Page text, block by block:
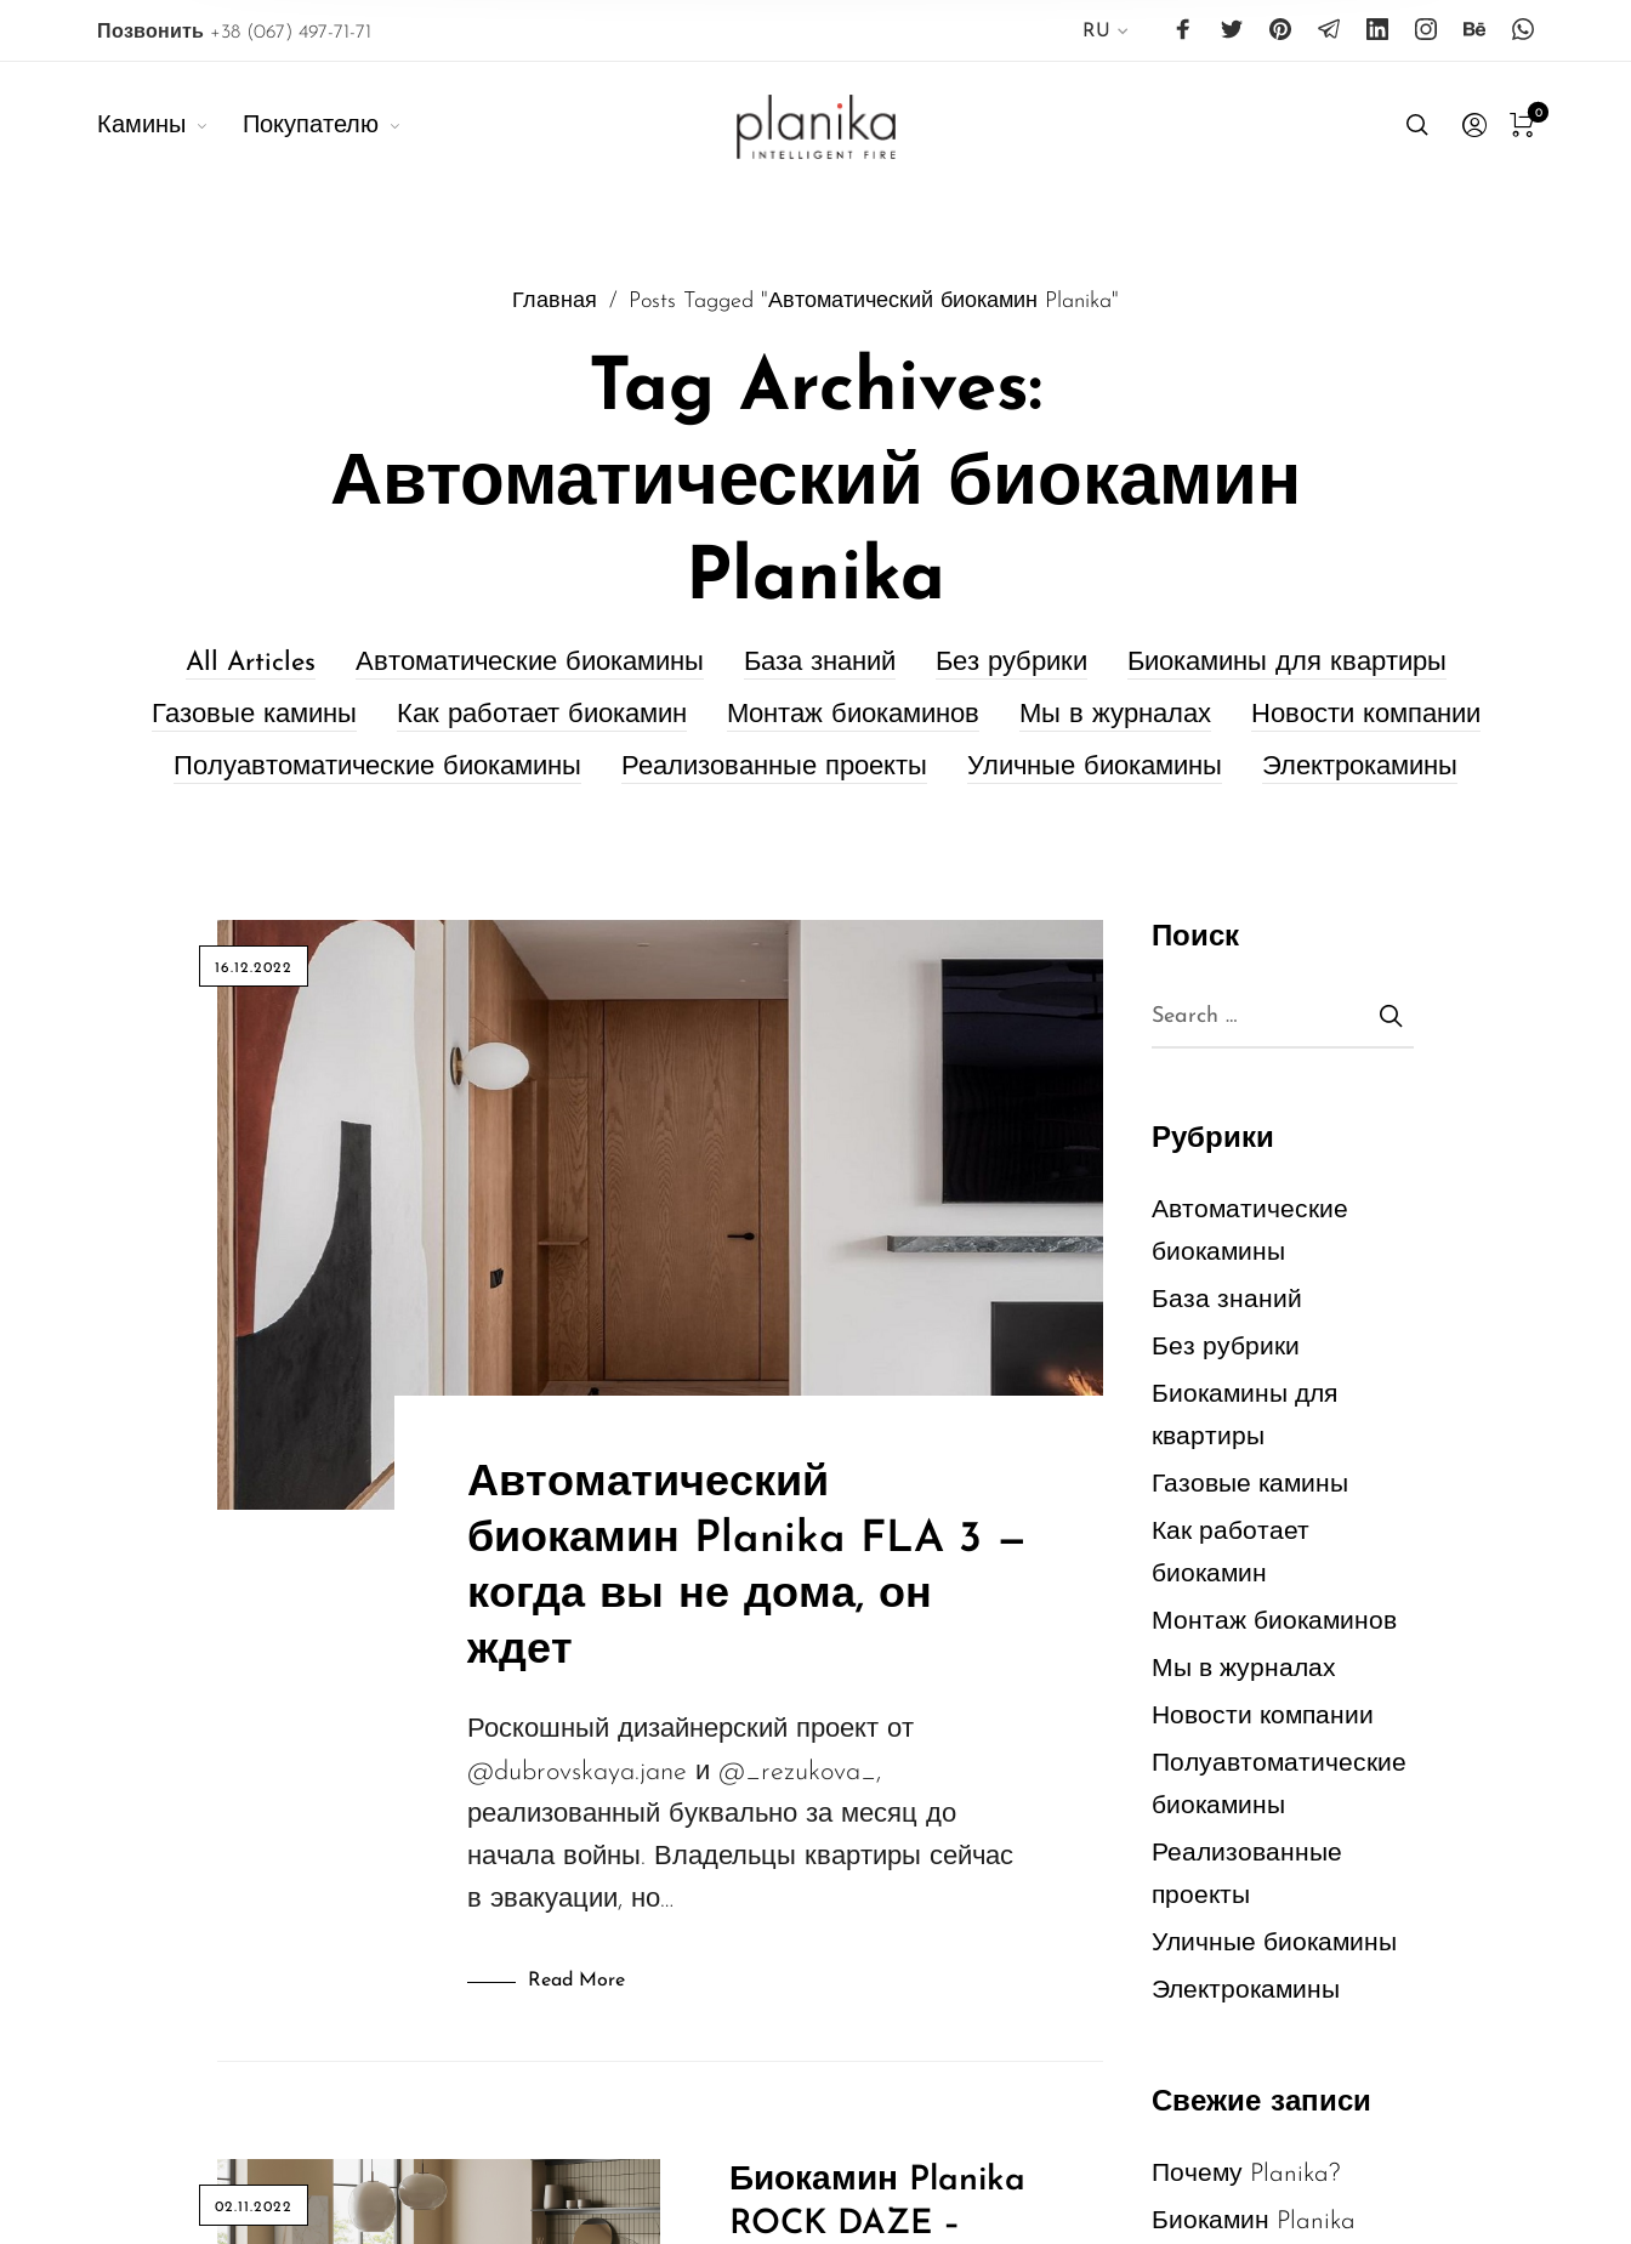
Позвонить +38 (067) 497-71-71 RU
Камины Покупателю
0
Главная / Posts Tagged "Автоматический биокамин Planika"
Tag Archives:
Автоматический биокамин
Planika
All Articles Автоматические биокамины База знаний Без рубрики
Биокамины для квартиры
Газовые камины
Как работает биокамин Монтаж биокаминов Мы в журналах
Новости компании
Полуавтоматические биокамины
Реализованные проекты Уличные биокамины Электрокамины
16.12.2022
Автоматический
биокамин Planika FLA 3 —
когда вы не дома, он
ждет
Роскошный дизайнерский проект от
@dubrovskaya.jane и @_rezukova_,
реализованный буквально за месяц до
начала войны. Владельцы квартиры сейчас
в эвакуации, но…
Read More
02.11.2022
Биокамин Planika
ROCK DAZE –
Поиск
Рубрики
Автоматические
биокамины
База знаний
Без рубрики
Биокамины для
квартиры
Газовые камины
Как работает
биокамин
Монтаж биокаминов
Мы в журналах
Новости компании
Полуавтоматические
биокамины
Реализованные
проекты
Уличные биокамины
Электрокамины
Свежие записи
Почему Planika?
Биокамин Planika